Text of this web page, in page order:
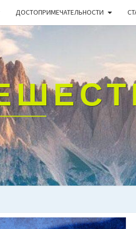
ДОСТОПРИМЕЧАТЕЛЬНОСТИ